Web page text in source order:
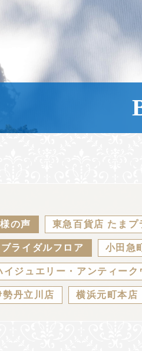
の声 東急百貨店 たまプ
ライダルフロア 小田急
ジュエリー・アンティーク
勢丹立川店 横浜元町本店